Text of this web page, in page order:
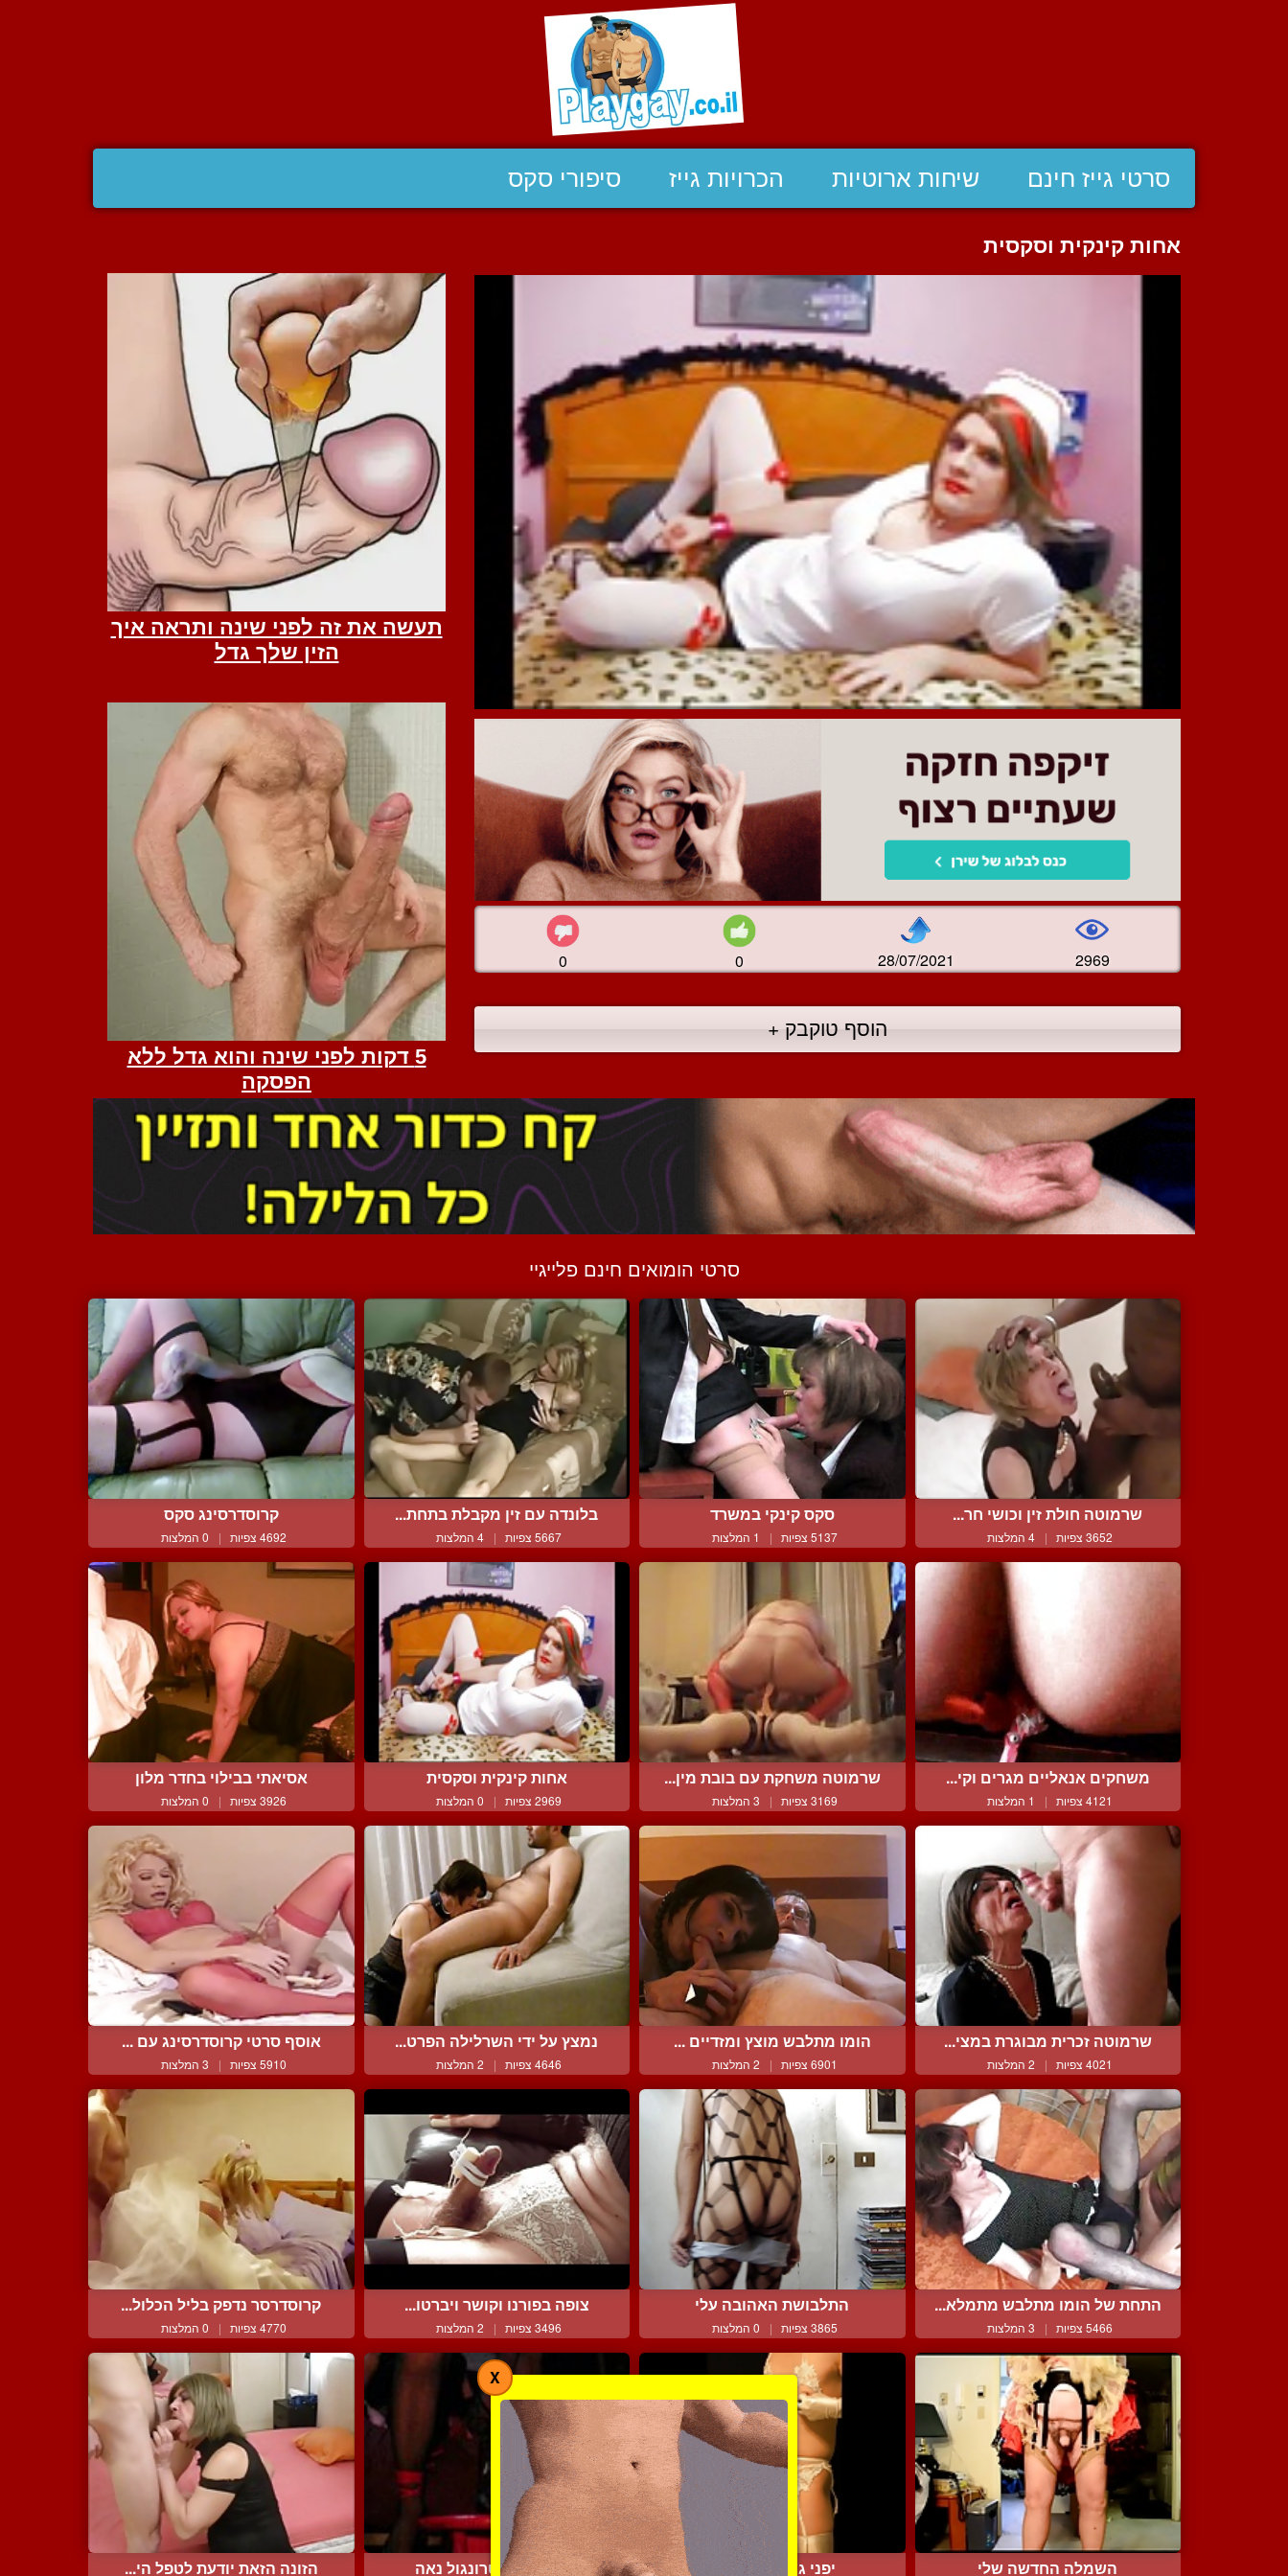
סרטי גייז חינם שיחות ארוטיות הכרויות גייז סיפורי סקס
אחות קינקית וסקסית
0 0 28/07/2021 2969
הוסף טוקבק +
סרטי הומואים חינם פלייגיי
שרמוטה חולת זין וכושי חר...
3652 צפיות | 4 המלצות
סקס קינקי במשרד
5137 צפיות | 1 המלצות
בלונדה עם זין מקבלת בתחת...
5667 צפיות | 4 המלצות
קרוסדרסינג סקס
4692 צפיות | 0 המלצות
משחקים אנאליים מגרים וקי...
4121 צפיות | 1 המלצות
שרמוטה משחקת עם בובת מין...
3169 צפיות | 3 המלצות
אחות קינקית וסקסית
2969 צפיות | 0 המלצות
אסיאתי בבילוי בחדר מלון
3926 צפיות | 0 המלצות
שרמוטה זכרית מבוגרת במצי...
4021 צפיות | 2 המלצות
הומו מתלבש מוצץ ומזדיים ...
6901 צפיות | 2 המלצות
נמצץ על ידי השרלילה הפרט...
4646 צפיות | 2 המלצות
אוסף סרטי קרוסדרסינג עם ...
5910 צפיות | 3 המלצות
התחת של הומו מתלבש מתמלא...
5466 צפיות | 3 המלצות
התלבושת האהובה עלי
3865 צפיות | 0 המלצות
צופה בפורנו וקושר ויברטו...
3496 צפיות | 2 המלצות
קרוסדרסר נדפק בליל הכלול...
4770 צפיות | 0 המלצות
השמלה החדשה שלי יפני גומר בלי ידיים סקסית עם זטרונגול נאה הזונה הזאת יודעת לטפל הי...
X